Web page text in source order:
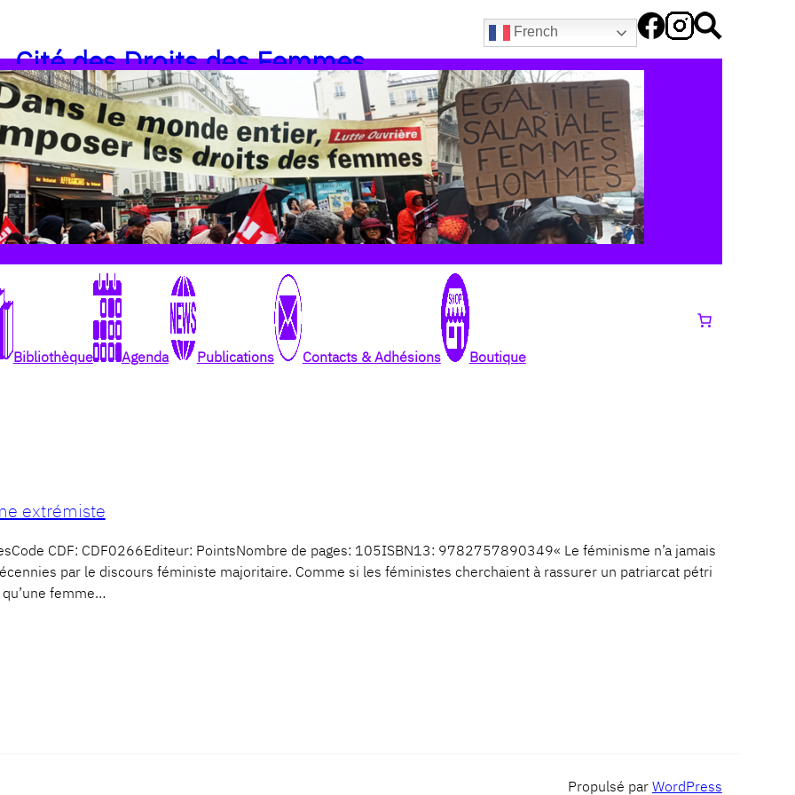
French
Cité des Droits des Femmes
Bibliothèque Agenda Publications Contacts & Adhésions Boutique
extrémiste
CDF: CDF0266Editeur: PointsNombre de pages: 105ISBN13: 9782757890349« Le féminisme n’a jamais
par le discours féministe majoritaire. Comme si les féministes cherchaient à rassurer un patriarcat pétri
qu’une femme…
Propulsé par WordPress